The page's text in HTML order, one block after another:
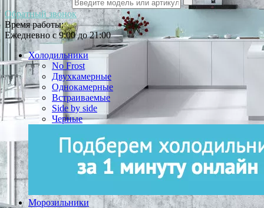
Обратный звонок
Время работы:
Ежедневно с 9:00 до 21:00
Холодильники
No Frost
Двухкамерные
Однокамерные
Встраиваемые
Side by side
Черные
Морозильники